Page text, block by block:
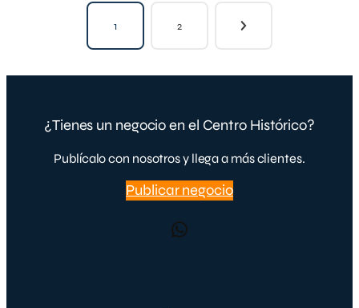
1 2
¿Tienes un negocio en el Centro Histórico?
Publícalo con nosotros y llega a más clientes.
Publicar negocio
WhatsApp